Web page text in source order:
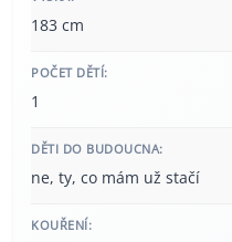
183 cm
POČET DĚTÍ:
1
DĚTI DO BUDOUCNA:
ne, ty, co mám už stačí
KOUŘENÍ: